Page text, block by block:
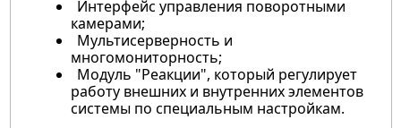
Интерфейс управления поворотными
камерами;
Мультисерверность и
многомониторность;
Модуль "Реакции", который регулирует
работу внешних и внутренних элементов
системы по специальным настройкам.